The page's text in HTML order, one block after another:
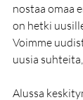
nostaa omaa
on hetki
Voimme
uusia
Alussa